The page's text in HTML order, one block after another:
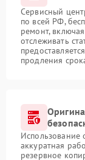
Сервисный
по всей РФ,
ремонт,
отслеживать
продления
аккуратная
резервное